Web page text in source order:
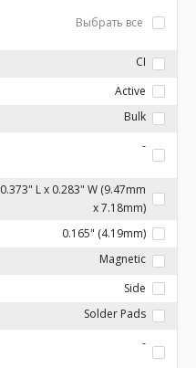
Выбрать все
CI
Active
Bulk
-
0.373" L x 0.283" W (9.47mm
x 7.18mm)
0.165" (4.19mm)
Magnetic
Side
Solder Pads
-